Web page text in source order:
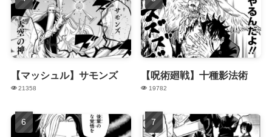
【マッシュル】サモンズ
21358
【呪術廻戦】十種影法術
19782